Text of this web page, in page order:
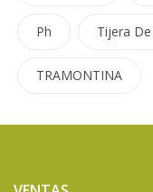
Ph Tijera
TRAMONTINA